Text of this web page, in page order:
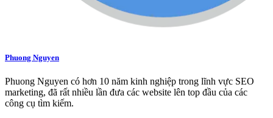
Phuong Nguyen
Phuong Nguyen có hơn 10 năm kinh nghiệp trong lĩnh vực SEO
marketing, đã rất nhiều lần đưa các website lên top đầu của các
công cụ tìm kiếm.